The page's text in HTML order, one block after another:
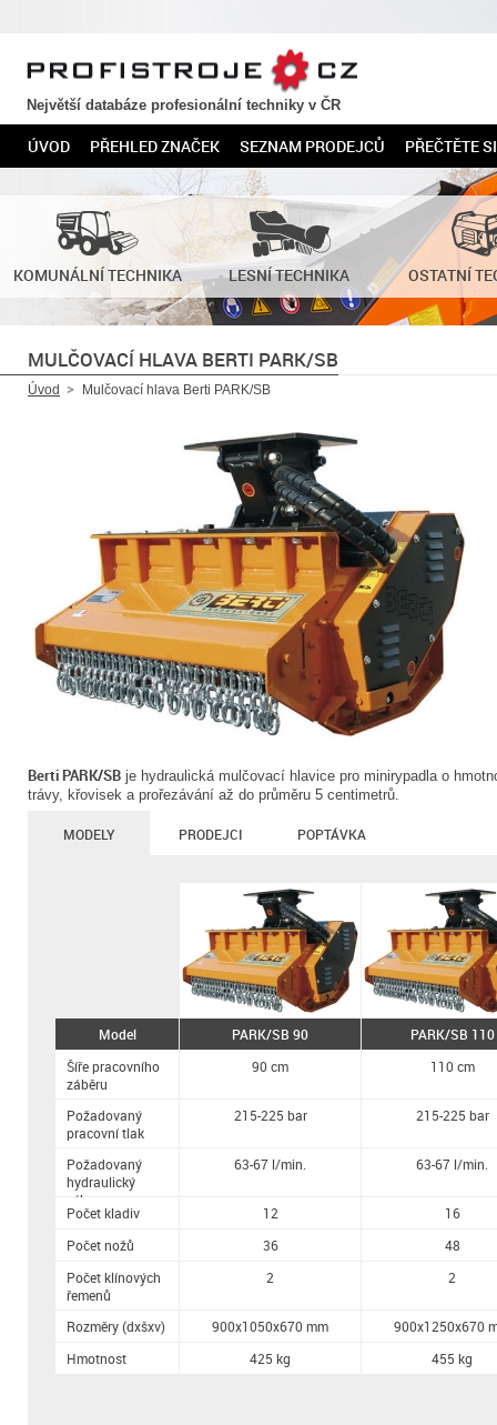
PROFISTROJE.CZ
Největší databáze profesionální techniky v ČR
ÚVOD PŘEHLED ZNAČEK SEZNAM PRODEJCŮ PŘEČTĚTE SI
KOMUNÁLNÍ TECHNIKA LESNÍ TECHNIKA OSTATNÍ
MULČOVACÍ HLAVA BERTI PARK/SB
Úvod Mulčovací hlava Berti PARK/SB
Berti PARK/SB je hydraulická mulčovací hlavice pro minirypadla o
trávy, křovisek a prořezávání až do průměru 5 centimetrů.
MODELY PRODEJCI POPTÁVKA
Model
Šíře pracovního
záběru
Požadovaný
pracovní tlak
Požadovaný
hydraulický
výkon
Počet kladiv
Počet nožů
Počet klínových
řemenů
Rozměry (dxšxv)
Hmotnost
PARK/SB 90
PARK/SB 110
90 cm
110 cm
215-225 bar 215-225 bar
63-67 l/min. 63-67 l/min.
12
16
36
48
2
2
900x1050x670 mm
900x1250x670
425 kg
455 kg